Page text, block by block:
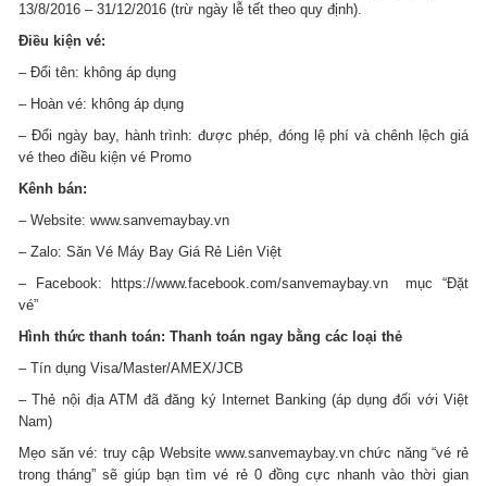
13/8/2016 – 31/12/2016 (trừ ngày lễ tết theo quy định).
Điều kiện vé:
– Đổi tên: không áp dụng
– Hoàn vé: không áp dụng
– Đổi ngày bay, hành trình: được phép, đóng lệ phí và chênh lệch giá
vé theo điều kiện vé Promo
Kênh bán:
– Website: www.sanvemaybay.vn
– Zalo: Săn Vé Máy Bay Giá Rẻ Liên Việt
– Facebook: https://www.facebook.com/sanvemaybay.vn mục “Đặt
vé”
Hình thức thanh toán: Thanh toán ngay bằng các loại thẻ
– Tín dụng Visa/Master/AMEX/JCB
– Thẻ nội địa ATM đã đăng ký Internet Banking (áp dụng đối với Việt
Nam)
Mẹo săn vé: truy cập Website www.sanvemaybay.vn chức năng “vé rẻ
trong tháng” sẽ giúp bạn tìm vé rẻ 0 đồng cực nhanh vào thời gian